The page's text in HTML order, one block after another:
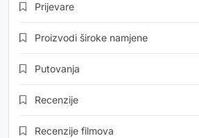
Prijevare
Proizvodi široke namjene
Putovanja
Recenzije
Recenzije filmova